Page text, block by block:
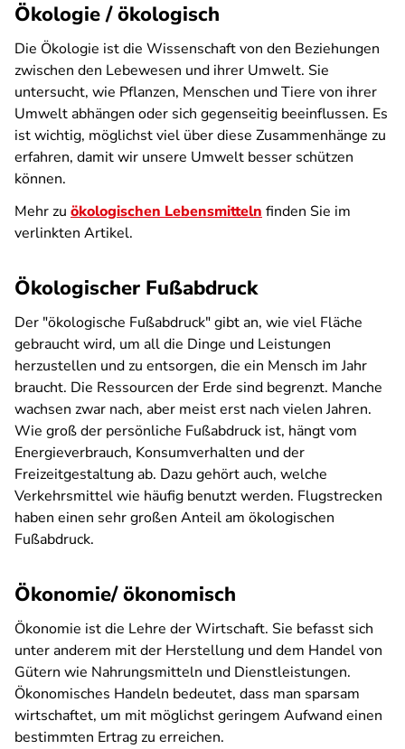
Ökologie / ökologisch
Die Ökologie ist die Wissenschaft von den Beziehungen
zwischen den Lebewesen und ihrer Umwelt. Sie
untersucht, wie Pflanzen, Menschen und Tiere von ihrer
Umwelt abhängen oder sich gegenseitig beeinflussen. Es
ist wichtig, möglichst viel über diese Zusammenhänge zu
erfahren, damit wir unsere Umwelt besser schützen
können.
Mehr zu ökologischen Lebensmitteln finden Sie im
verlinkten Artikel.
Ökologischer Fußabdruck
Der "ökologische Fußabdruck" gibt an, wie viel Fläche
gebraucht wird, um all die Dinge und Leistungen
herzustellen und zu entsorgen, die ein Mensch im Jahr
braucht. Die Ressourcen der Erde sind begrenzt. Manche
wachsen zwar nach, aber meist erst nach vielen Jahren.
Wie groß der persönliche Fußabdruck ist, hängt vom
Energieverbrauch, Konsumverhalten und der
Freizeitgestaltung ab. Dazu gehört auch, welche
Verkehrsmittel wie häufig benutzt werden. Flugstrecken
haben einen sehr großen Anteil am ökologischen
Fußabdruck.
Ökonomie/ ökonomisch
Ökonomie ist die Lehre der Wirtschaft. Sie befasst sich
unter anderem mit der Herstellung und dem Handel von
Gütern wie Nahrungsmitteln und Dienstleistungen.
Ökonomisches Handeln bedeutet, dass man sparsam
wirtschaftet, um mit möglichst geringem Aufwand einen
bestimmten Ertrag zu erreichen.